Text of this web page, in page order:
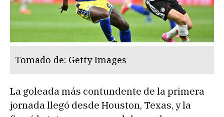
Tomado de: Getty Images
La goleada más contundente de la primera
jornada llegó desde Houston, Texas, y la